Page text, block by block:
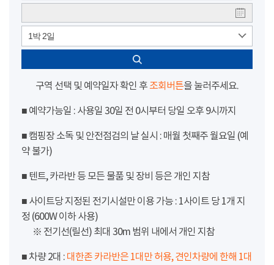
1박 2일
구역 선택 및 예약일자 확인 후 조회버튼을 눌러주세요.
■ 예약가능일 : 사용일 30일 전 0시부터 당일 오후 9시까지
■ 캠핑장 소독 및 안전점검의 날 실시 : 매월 첫째주 월요일 (예
약 불가)
■ 텐트, 카라반 등 모든 물품 및 장비 등은 개인 지참
■ 사이트당 지정된 전기시설만 이용 가능 : 1사이트 당 1개 지
정 (600W 이하 사용)
※ 전기선(릴선) 최대 30m 범위 내에서 개인 지참
■ 차량 2대 : 대한존 카라반은 1대만 허용, 견인차량에 한해 1대